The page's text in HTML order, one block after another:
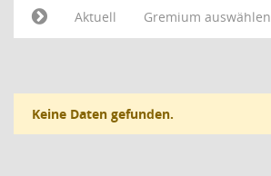
Aktuell
Gremium auswählen
Keine Daten gefunden.